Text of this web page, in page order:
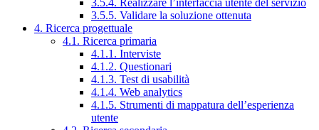
3.5.4. Realizzare l’interfaccia utente del servizio
3.5.5. Validare la soluzione ottenuta
4. Ricerca progettuale
4.1. Ricerca primaria
4.1.1. Interviste
4.1.2. Questionari
4.1.3. Test di usabilità
4.1.4. Web analytics
4.1.5. Strumenti di mappatura dell’esperienza
utente